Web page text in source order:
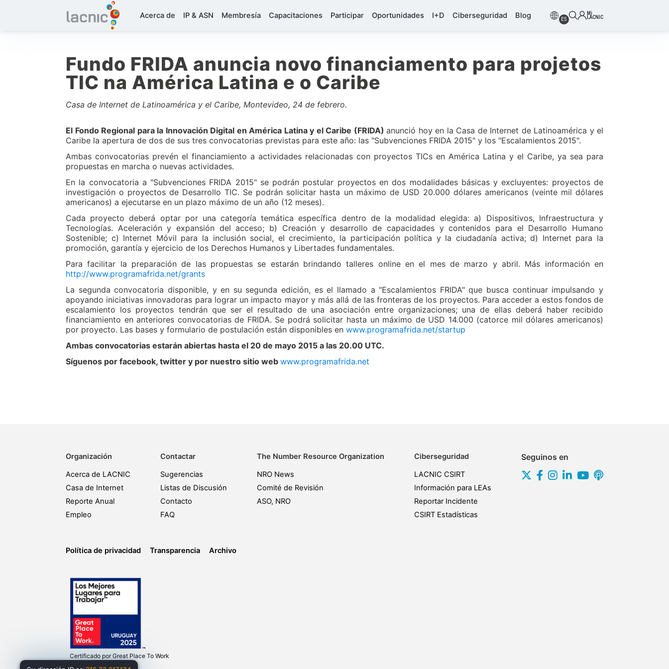
Acerca de IP & ASN Membresía Capacitaciones Participar Oportunidades I+D Ciberseguridad Blog ES
Mi
LACNIC
Fundo FRIDA anuncia novo financiamento para projetos
TIC na América Latina e o Caribe
Casa de Internet de Latinoamérica y el Caribe, Montevideo, 24 de febrero.
El Fondo Regional para la Innovación Digital en América Latina y el Caribe (FRIDA) anunció hoy en la Casa de Internet de Latinoamérica y el
Caribe la apertura de dos de sus tres convocatorias previstas para este año: las "Subvenciones FRIDA 2015" y los "Escalamientos 2015".
Ambas convocatorias prevén el financiamiento a actividades relacionadas con proyectos TICs en América Latina y el Caribe, ya sea para
propuestas en marcha o nuevas actividades.
En la convocatoria a "Subvenciones FRIDA 2015" se podrán postular proyectos en dos modalidades básicas y excluyentes: proyectos de
investigación o proyectos de Desarrollo TIC. Se podrán solicitar hasta un máximo de USD 20.000 dólares americanos (veinte mil dólares
americanos) a ejecutarse en un plazo máximo de un año (12 meses).
Cada proyecto deberá optar por una categoría temática específica dentro de la modalidad elegida: a) Dispositivos, Infraestructura y
Tecnologías. Aceleración y expansión del acceso; b) Creación y desarrollo de capacidades y contenidos para el Desarrollo Humano
Sostenible; c) Internet Móvil para la inclusión social, el crecimiento, la participación política y la ciudadanía activa; d) Internet para la
promoción, garantía y ejercicio de los Derechos Humanos y Libertades fundamentales.
Para facilitar la preparación de las propuestas se estarán brindando talleres online en el mes de marzo y abril. Más información en
http://www.programafrida.net/grants
La segunda convocatoria disponible, y en su segunda edición, es el llamado a "Escalamientos FRIDA" que busca continuar impulsando y
apoyando iniciativas innovadoras para lograr un impacto mayor y más allá de las fronteras de los proyectos. Para acceder a estos fondos de
escalamiento los proyectos tendrán que ser el resultado de una asociación entre organizaciones; una de ellas deberá haber recibido
financiamiento en anteriores convocatorias de FRIDA. Se podrá solicitar hasta un máximo de USD 14.000 (catorce mil dólares americanos)
por proyecto. Las bases y formulario de postulación están disponibles en www.programafrida.net/startup
Ambas convocatorias estarán abiertas hasta el 20 de mayo 2015 a las 20.00 UTC.
Síguenos por facebook, twitter y por nuestro sitio web www.programafrida.net
Organización
Acerca de LACNIC
Casa de Internet
Reporte Anual
Empleo
Contactar
Sugerencias
Listas de Discusión
Contacto
FAQ
The Number Resource Organization
NRO News
Comité de Revisión
ASO, NRO
Ciberseguridad
LACNIC CSIRT
Información para LEAs
Reportar Incidente
CSIRT Estadísticas
Política de privacidad Transparencia Archivo
Seguinos en
Certificado porGreat Place To Work